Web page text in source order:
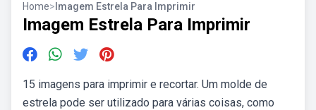
Home> Imagem Estrela Para Imprimir
Imagem Estrela Para Imprimir
15 imagens para imprimir e recortar. Um molde de
estrela pode ser utilizado para várias coisas, como